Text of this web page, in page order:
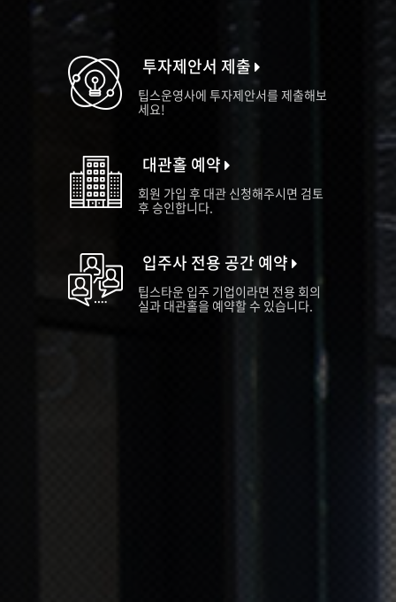
투자제안서 제출
팁스운영사에 투자제안서를 제출해보
세요!
대관홀 예약
회원 가입 후 대관 신청해주시면 검토
후 승인합니다.
입주사 전용 공간 예약
팁스타운 입주 기업이라면 전용 회의
실과 대관홀을 예약할 수 있습니다.